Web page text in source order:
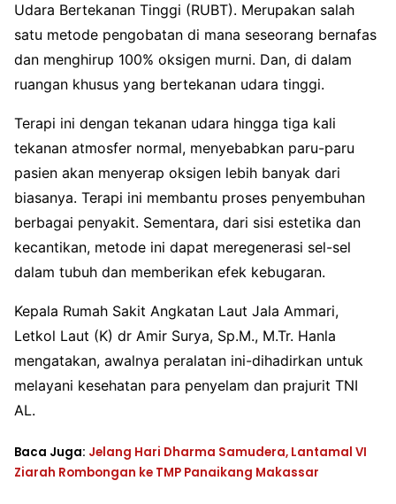
Udara Bertekanan Tinggi (RUBT). Merupakan salah
satu metode pengobatan di mana seseorang bernafas
dan menghirup 100% oksigen murni. Dan, di dalam
ruangan khusus yang bertekanan udara tinggi.
Terapi ini dengan tekanan udara hingga tiga kali
tekanan atmosfer normal, menyebabkan paru-paru
pasien akan menyerap oksigen lebih banyak dari
biasanya. Terapi ini membantu proses penyembuhan
berbagai penyakit. Sementara, dari sisi estetika dan
kecantikan, metode ini dapat meregenerasi sel-sel
dalam tubuh dan memberikan efek kebugaran.
Kepala Rumah Sakit Angkatan Laut Jala Ammari,
Letkol Laut (K) dr Amir Surya, Sp.M., M.Tr. Hanla
mengatakan, awalnya peralatan ini-dihadirkan untuk
melayani kesehatan para penyelam dan prajurit TNI
AL.
Baca Juga: Jelang Hari Dharma Samudera, Lantamal VI
Ziarah Rombongan ke TMP Panaikang Makassar